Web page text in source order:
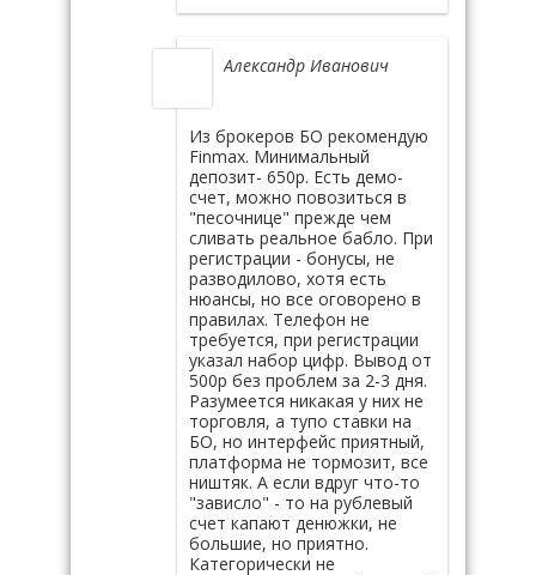
Александр Иванович
Из брокеров БО рекомендую
Finmax. Минимальный
депозит- 650р. Есть демо-
счет, можно повозиться в
"песочнице" прежде чем
сливать реальное бабло. При
регистрации - бонусы, не
разводилово, хотя есть
нюансы, но все оговорено в
правилах. Телефон не
требуется, при регистрации
указал набор цифр. Вывод от
500р без проблем за 2-3 дня.
Разумеется никакая у них не
торговля, а тупо ставки на
БО, но интерфейс приятный,
платформа не тормозит, все
ништяк. А если вдруг что-то
"зависло" - то на рублевый
счет капают денюжки, не
большие, но приятно.
Категорически не